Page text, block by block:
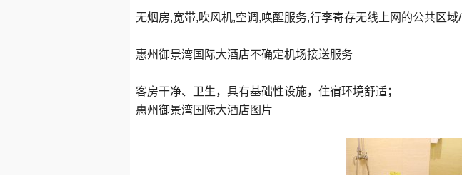
无烟房,宽带,吹风机,空调,唤醒服务,行李寄存无线上网的公共区域/
惠州御景湾国际大酒店不确定机场接送服务
客房干净、卫生，具有基础性设施，住宿环境舒适；
惠州御景湾国际大酒店图片